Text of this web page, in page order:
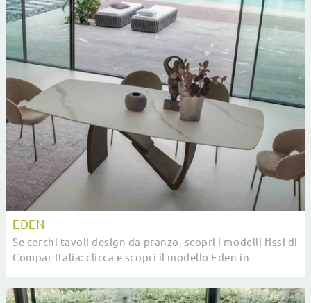
EDEN
Se cerchi tavoli design da pranzo, scopri i modelli fissi di
Compar Italia: clicca e scopri il modello Eden in